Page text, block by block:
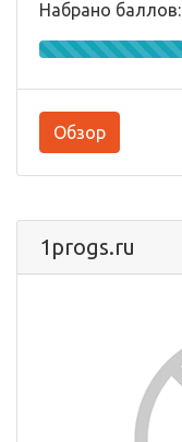
Набрано
Обзор
1progs.ru